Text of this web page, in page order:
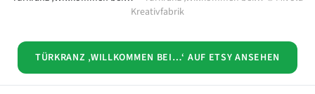
Kreativfabrik
TÜRKRANZ ‚WILLKOMMEN BEI…‘ AUF ETSY ANSEHEN